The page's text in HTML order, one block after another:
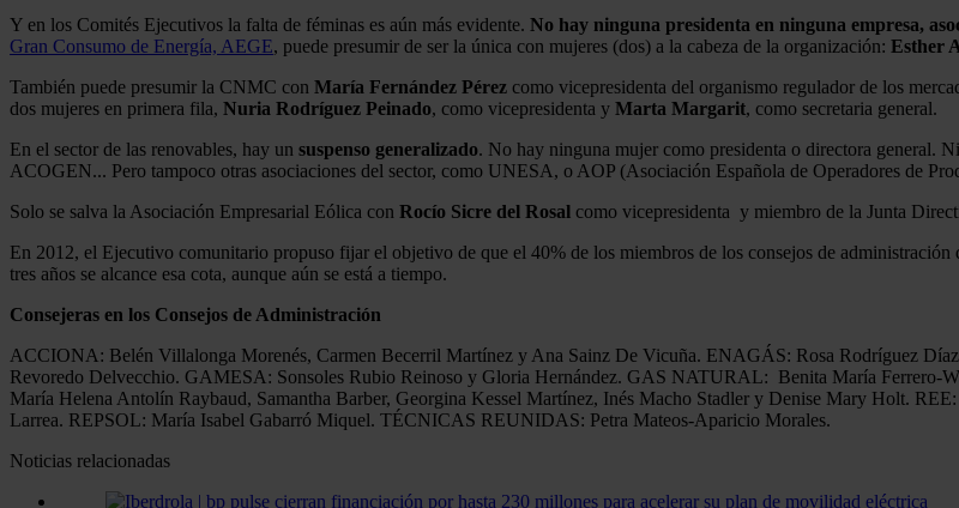
Y en los Comités Ejecutivos la falta de féminas es aún más evidente. No hay ninguna presidenta en ninguna empresa,
Gran Consumo de Energía, AEGE, puede presumir de ser la única con mujeres (dos) a la cabeza de la organización: Esther
También puede presumir la CNMC con María Fernández Pérez como vicepresidenta del organismo regulador de los
dos mujeres en primera fila, Nuria Rodríguez Peinado, como vicepresidenta y Marta Margarit, como secretaria general.
En el sector de las renovables, hay un suspenso generalizado. No hay ninguna mujer como presidenta o directora general.
ACOGEN... Pero tampoco otras asociaciones del sector, como UNESA, o AOP (Asociación Española de Operadores de
Solo se salva la Asociación Empresarial Eólica con Rocío Sicre del Rosal como vicepresidenta y miembro de la Junta
En 2012, el Ejecutivo comunitario propuso fijar el objetivo de que el 40% de los miembros de los consejos de
tres años se alcance esa cota, aunque aún se está a tiempo.
Consejeras en los Consejos de Administración
ACCIONA: Belén Villalonga Morenés, Carmen Becerril Martínez y Ana Sainz De Vicuña. ENAGÁS: Rosa Rodríguez
Revoredo Delvecchio. GAMESA: Sonsoles Rubio Reinoso y Gloria Hernández. GAS NATURAL: Benita María Ferrero-
María Helena Antolín Raybaud, Samantha Barber, Georgina Kessel Martínez, Inés Macho Stadler y Denise Mary Holt.
Larrea. REPSOL: María Isabel Gabarró Miquel. TÉCNICAS REUNIDAS: Petra Mateos-Aparicio Morales.
Noticias relacionadas